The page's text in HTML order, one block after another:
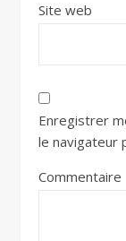
Site web
Enregistrer
le navigateur
Commentaire